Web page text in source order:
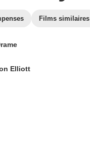
Films similaires
Elliott